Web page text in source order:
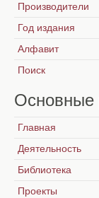
Производители
Год издания
Алфавит
Поиск
Основные
Главная
Деятельность
Библиотека
Проекты